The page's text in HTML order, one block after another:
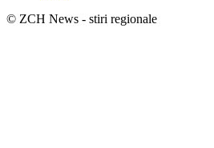
© ZCH News - stiri regionale